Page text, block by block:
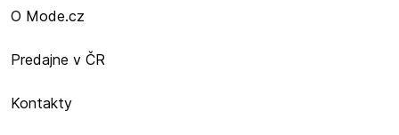
O Mode.cz
Predajne v ČR
Kontakty